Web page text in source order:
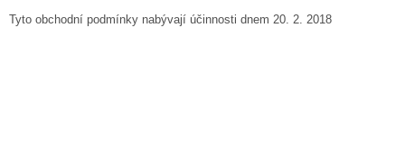
Tyto obchodní podmínky nabývají účinnosti dnem 20. 2. 2018